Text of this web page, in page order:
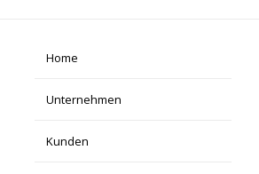
Home
Unternehmen
Kunden